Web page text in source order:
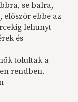
se balra,
először ebbe az
lehunyt
és
tolultak a
rendben.